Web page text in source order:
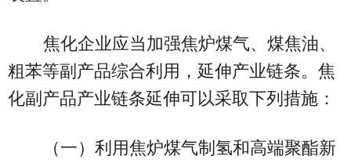
焦化企业应当加强焦炉煤气、煤焦油、
粗苯等副产品综合利用，延伸产业链条。焦
化副产品产业链条延伸可以采取下列措施：
（一）利用焦炉煤气制氢和高端聚酯新